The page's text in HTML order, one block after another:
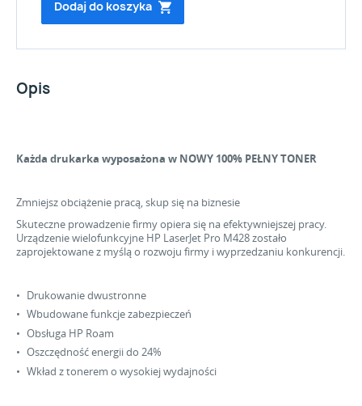
Dodaj do koszyka
Opis
Każda drukarka wyposażona w NOWY 100% PEŁNY TONER
Zmniejsz obciążenie pracą, skup się na biznesie
Skuteczne prowadzenie firmy opiera się na efektywniejszej pracy.
Urządzenie wielofunkcyjne HP LaserJet Pro M428 zostało
zaprojektowane z myślą o rozwoju firmy i wyprzedzaniu konkurencji.
Drukowanie dwustronne
Wbudowane funkcje zabezpieczeń
Obsługa HP Roam
Oszczędność energii do 24%
Wkład z tonerem o wysokiej wydajności